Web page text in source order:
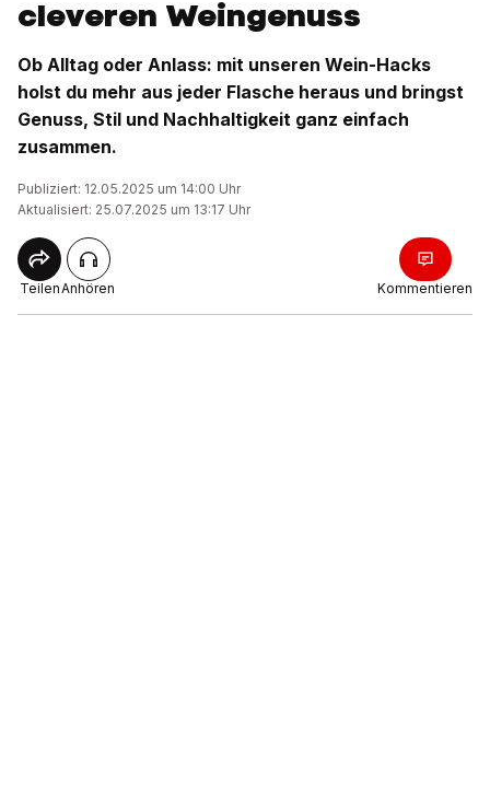
cleveren Weingenuss
Ob Alltag oder Anlass: mit unseren Wein-Hacks
holst du mehr aus jeder Flasche heraus und bringst
Genuss, Stil und Nachhaltigkeit ganz einfach
zusammen.
Publiziert: 12.05.2025 um 14:00 Uhr
Aktualisiert: 25.07.2025 um 13:17 Uhr
TeilenAnhören Kommentieren